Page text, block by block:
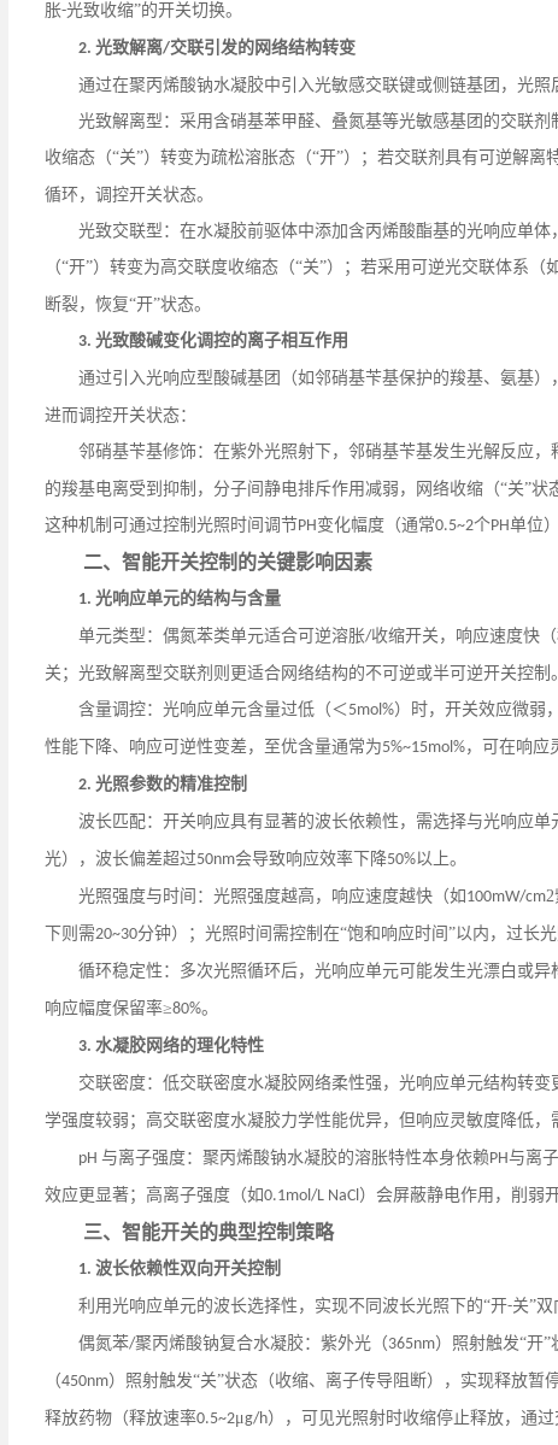
胀-光致收缩”的开关切换。
2. 光致解离/交联引发的网络结构转变
通过在聚丙烯酸钠水凝胶中引入光敏感交联键或侧链基团，光
光致解离型：采用含硝基苯甲醛、叠氮基等光敏感基团的交联
收缩态（“关”）转变为疏松溶胀态（“开”）；若交联剂具有可逆解
循环，调控开关状态。
光致交联型：在水凝胶前驱体中添加含丙烯酸酯基的光响应单
（“开”）转变为高交联度收缩态（“关”）；若采用可逆光交联体系（
断裂，恢复“开”状态。
3. 光致酸碱变化调控的离子相互作用
通过引入光响应型酸碱基团（如邻硝基苄基保护的羧基、氨基
进而调控开关状态：
邻硝基苄基修饰：在紫外光照射下，邻硝基苄基发生光解反应
的羧基电离受到抑制，分子间静电排斥作用减弱，网络收缩（“关”
这种机制可通过控制光照时间调节PH变化幅度（通常0.5~2个PH单位
二、智能开关控制的关键影响因素
1. 光响应单元的结构与含量
单元类型：偶氮苯类单元适合可逆溶胀/收缩开关，响应速度快
关；光致解离型交联剂则更适合网络结构的不可逆或半可逆开关控制。
含量调控：光响应单元含量过低（＜5mol%）时，开关效应微弱
性能下降、响应可逆性变差，至优含量通常为5%~15mol%，可在响应
2. 光照参数的精准控制
波长匹配：开关响应具有显著的波长依赖性，需选择与光响应
光），波长偏差超过50nm会导致响应效率下降50%以上。
光照强度与时间：光照强度越高，响应速度越快（如 100mW/cm2
下则需20~30分钟）；光照时间需控制在“饱和响应时间”以内，过长
循环稳定性：多次光照循环后，光响应单元可能发生光漂白或
响应幅度保留率≥80%。
3. 水凝胶网络的理化特性
交联密度：低交联密度水凝胶网络柔性强，光响应单元结构转
学强度较弱；高交联密度水凝胶力学性能优异，但响应灵敏度降低，
pH 与离子强度：聚丙烯酸钠水凝胶的溶胀特性本身依赖PH与离
效应更显著；高离子强度（如0.1mol/L NaCl）会屏蔽静电作用，削弱
三、智能开关的典型控制策略
1. 波长依赖性双向开关控制
利用光响应单元的波长选择性，实现不同波长光照下的“开-关”
偶氮苯/聚丙烯酸钠复合水凝胶：紫外光（365nm）照射触发“开
（450nm）照射触发“关”状态（收缩、离子传导阻断），实现释放
释放药物（释放速率0.5~2μg/h），可见光照射时收缩停止释放，通过